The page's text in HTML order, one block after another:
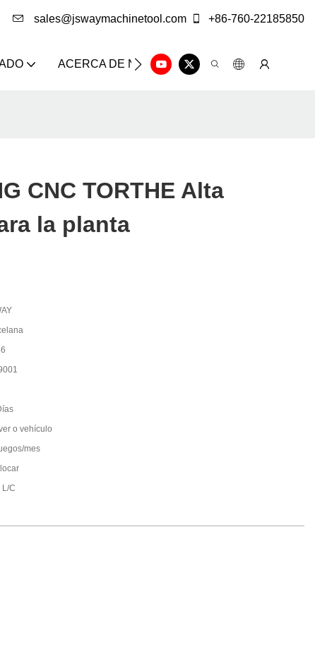
sales@jswaymachinetool.com +86-760-22185850
ACERCA DE NOSOTROS SOLUCIÓN
CNC TORTHE Alta
la planta
o vehículo
mes
L/C